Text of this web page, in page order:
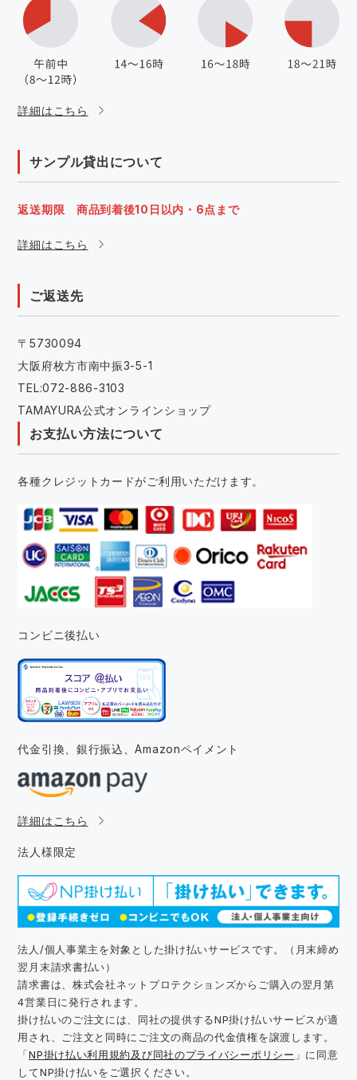
詳細はこちら
サンプル貸出について
返送期限 商品到着後10日以内・6点まで
詳細はこちら
ご返送先
〒5730094
大阪府枚方市南中振3-5-1
TEL:072-886-3103
TAMAYURA公式オンラインショップ
お支払い方法について
各種クレジットカードがご利用いただけます。
コンビニ後払い
代金引換、銀行振込、Amazonペイメント
詳細はこちら
法人様限定
法人/個人事業主を対象とした掛け払いサービスです。（月末締め
翌月末請求書払い）
請求書は、株式会社ネットプロテクションズからご購入の翌月第
4営業日に発行されます。
掛け払いのご注文には、同社の提供するNP掛け払いサービスが適
用され、ご注文と同時にご注文の商品の代金債権を譲渡します。
「NP掛け払い利用規約及び同社のプライバシーポリシー 」に同意
してNP掛け払いをご選択ください。